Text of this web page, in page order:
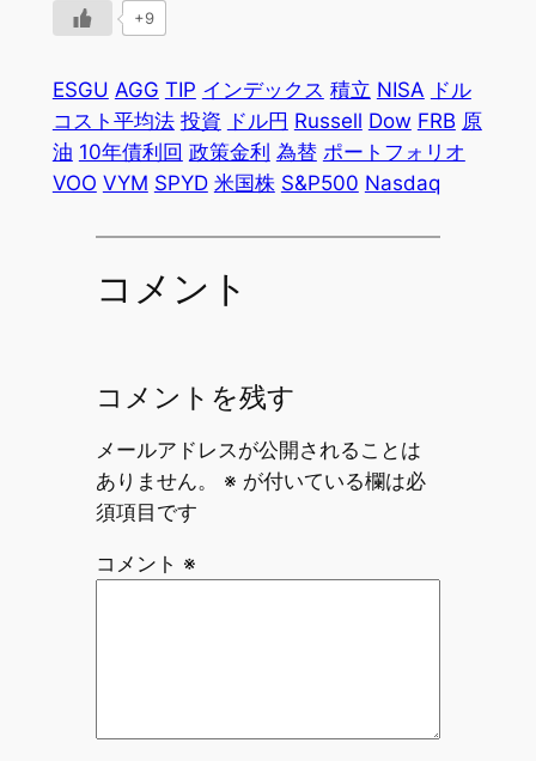
+9
ESGU AGG TIP インデックス 積立 NISA ドル
コスト平均法 投資 ドル円 Russell Dow FRB 原
油 10年債利回 政策金利 為替 ポートフォリオ
VOO VYM SPYD 米国株 S&P500 Nasdaq
コメント
コメントを残す
メールアドレスが公開されることは
ありません。
※ が付いている欄は必
須項目です
コメント ※